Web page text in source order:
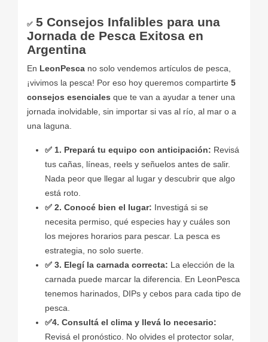
✅5 Consejos Infalibles para una
Jornada de Pesca Exitosa en
Argentina
En LeonPesca no solo vendemos artículos de pesca,
¡vivimos la pesca! Por eso hoy queremos compartirte 5
consejos esenciales que te van a ayudar a tener una
jornada inolvidable, sin importar si vas al río, al mar o a
una laguna.
✅ 1. Prepará tu equipo con anticipación: Revisá
tus cañas, líneas, reels y señuelos antes de salir.
Nada peor que llegar al lugar y descubrir que algo
está roto.
✅ 2. Conocé bien el lugar: Investigá si se
necesita permiso, qué especies hay y cuáles son
los mejores horarios para pescar. La pesca es
estrategia, no solo suerte.
✅ 3. Elegí la carnada correcta: La elección de la
carnada puede marcar la diferencia. En LeonPesca
tenemos harinados, DIPs y cebos para cada tipo de
pesca.
✅4. Consultá el clima y llevá lo necesario:
Revisá el pronóstico. No olvides el protector solar,